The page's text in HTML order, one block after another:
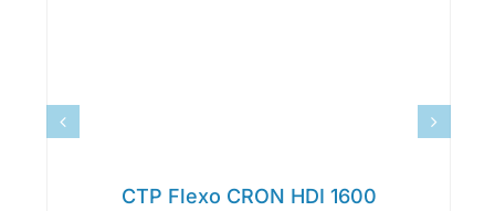
CTP Flexo CRON HDI 1600